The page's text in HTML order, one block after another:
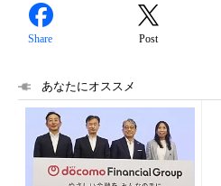
Share Post
あなたにオススメ